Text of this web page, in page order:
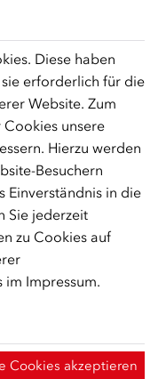
(ÖIF) ist ein Fonds der
subsidiär
innen als
in Österreich
Diese haben
erforderlich für die
Website. Zum
unsere
Hierzu werden
Besuchern
Einverständnis in die
Sie jederzeit
zu Cookies auf
im Impressum.
Cookies akzeptieren